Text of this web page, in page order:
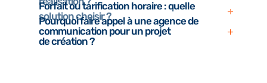
Forfait ou tarification horaire : quelle
solution choisir ?
Pourquoi faire appel à une agence de
communication pour un projet
de création ?